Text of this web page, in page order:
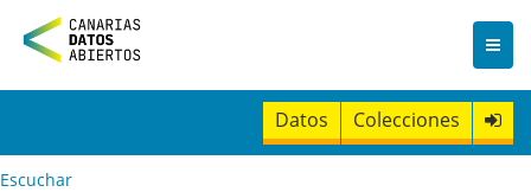
n
t
Datos Colecciones
Escuchar